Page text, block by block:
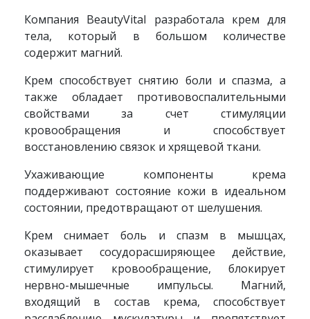
Компания BeautyVital разработала крем для
тела, который в большом количестве
содержит магний.
Крем способствует снятию боли и спазма, а
также обладает противовоспалительными
свойствами за счет стимуляции
кровообращения и способствует
восстановлению связок и хрящевой ткани.
Ухаживающие компоненты крема
поддерживают состояние кожи в идеальном
состоянии, предотвращают от шелушения.
Крем снимает боль и спазм в мышцах,
оказывает сосудорасширяющее действие,
стимулирует кровообращение, блокирует
нервно-мышечные импульсы. Магний,
входящий в состав крема, способствует